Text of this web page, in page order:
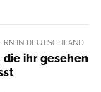
IN DEUTSCHLAND
die ihr gesehen